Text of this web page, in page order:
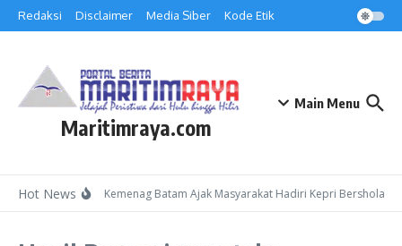
Lewati ke konten
Redaksi Disclaimer Media Siber Kode Etik
Maritimraya.com
Main Menu
Hot NewsKepala Kemenag Batam Ajak Masyarakat Hadiri Kepri